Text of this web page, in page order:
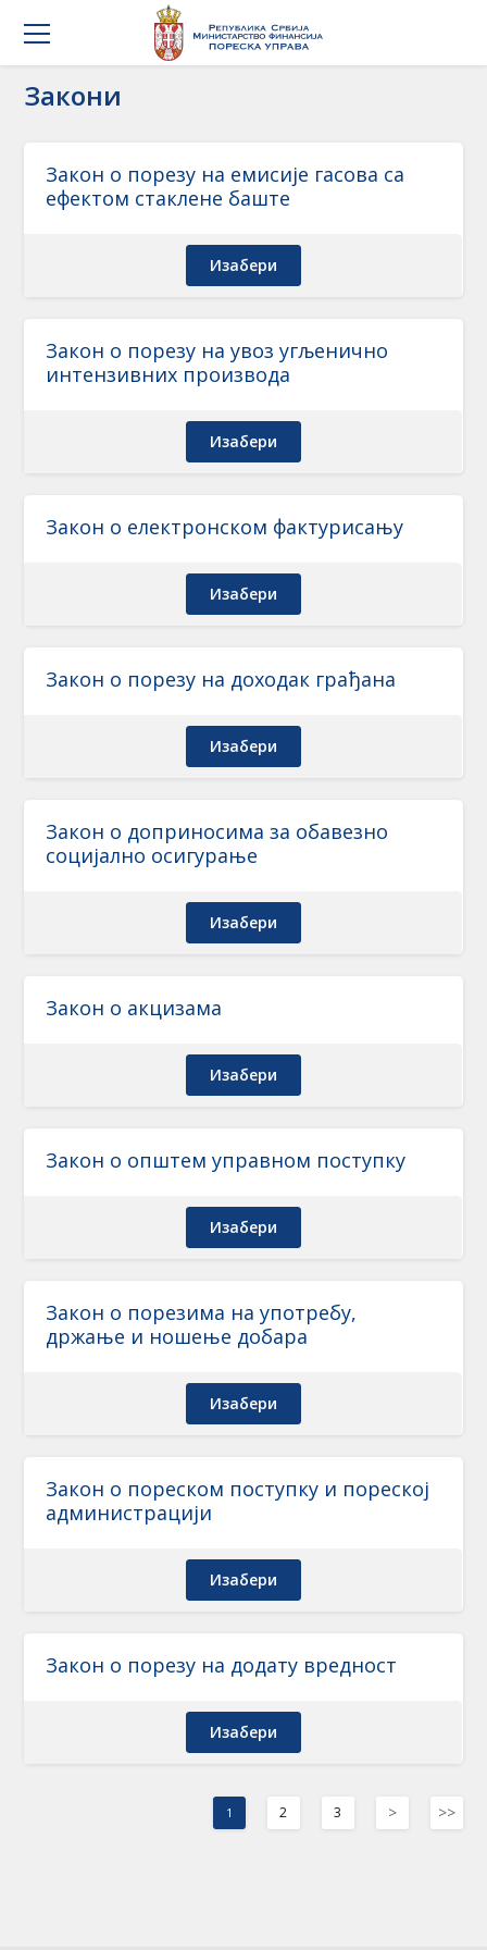
Закони
Закон о порезу на емисије гасова са
ефектом стаклене баште
Изабери
Закон о порезу на увоз угљенично
интензивних производа
Изабери
Закон о електронском фактурисању
Изабери
Закон о порезу на доходак грађана
Изабери
Закон о доприносима за обавезно
социјално осигурање
Изабери
Закон о акцизама
Изабери
Закон о општем управном поступку
Изабери
Закон о порезима на употребу,
држање и ношење добара
Изабери
Закон о пореском поступку и пореској
администрацији
Изабери
Закон о порезу на додату вредност
Изабери
1 2 3 > >>